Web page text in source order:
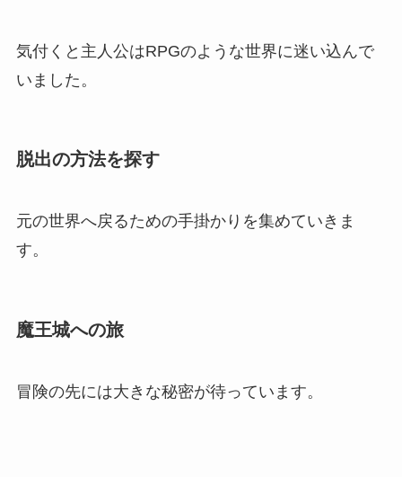
気付くと主人公はRPGのような世界に迷い込んで
いました。
脱出の方法を探す
元の世界へ戻るための手掛かりを集めていきま
す。
魔王城への旅
冒険の先には大きな秘密が待っています。